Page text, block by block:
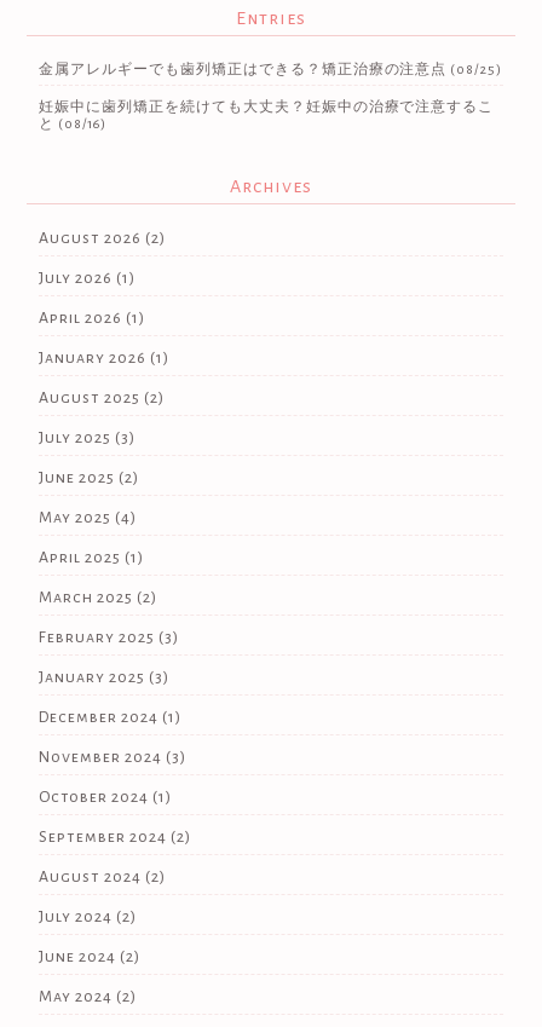
Entries
金属アレルギーでも歯列矯正はできる？矯正治療の注意点 (08/25)
妊娠中に歯列矯正を続けても大丈夫？妊娠中の治療で注意するこ
と
(08/16)
Archives
August 2026 (2)
July 2026 (1)
April 2026 (1)
January 2026 (1)
August 2025 (2)
July 2025 (3)
June 2025 (2)
May 2025 (4)
April 2025 (1)
March 2025 (2)
February 2025 (3)
January 2025 (3)
December 2024 (1)
November 2024 (3)
October 2024 (1)
September 2024 (2)
August 2024 (2)
July 2024 (2)
June 2024 (2)
May 2024 (2)